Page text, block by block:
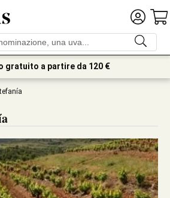
gratuito a partire da 120 €